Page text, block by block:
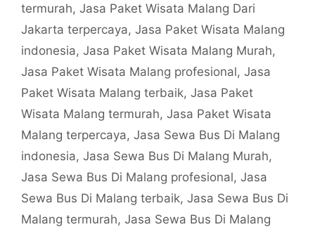
termurah, Jasa Paket Wisata Malang Dari
Jakarta terpercaya, Jasa Paket Wisata Malang
indonesia, Jasa Paket Wisata Malang Murah,
Jasa Paket Wisata Malang profesional, Jasa
Paket Wisata Malang terbaik, Jasa Paket
Wisata Malang termurah, Jasa Paket Wisata
Malang terpercaya, Jasa Sewa Bus Di Malang
indonesia, Jasa Sewa Bus Di Malang Murah,
Jasa Sewa Bus Di Malang profesional, Jasa
Sewa Bus Di Malang terbaik, Jasa Sewa Bus Di
Malang termurah, Jasa Sewa Bus Di Malang